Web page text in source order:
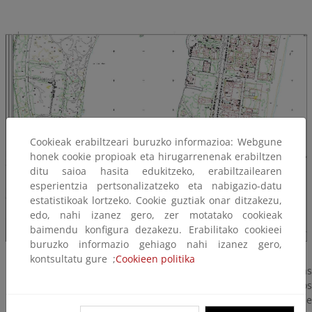
Pasarelas de acero con arco rebajado. Se tratan de unas
pasarelas que salvan luces que van desde los 11,50 metros
hasta los 24 metros de luz. El suelo de las pasarelas se
Cookieak erabiltzeari buruzko informazioa: Webgune
honek cookie propioak eta hirugarrenenak erabiltzen
ditu saioa hasita edukitzeko, erabiltzailearen
esperientzia pertsonalizatzeko eta nabigazio-datu
estatistikoak lortzeko. Cookie guztiak onar ditzakezu,
edo, nahi izanez gero, zer motatako cookieak
baimendu konfigura dezakezu. Erabilitako cookieei
buruzko informazio gehiago nahi izanez gero,
kontsultatu gure ;Cookieen politika